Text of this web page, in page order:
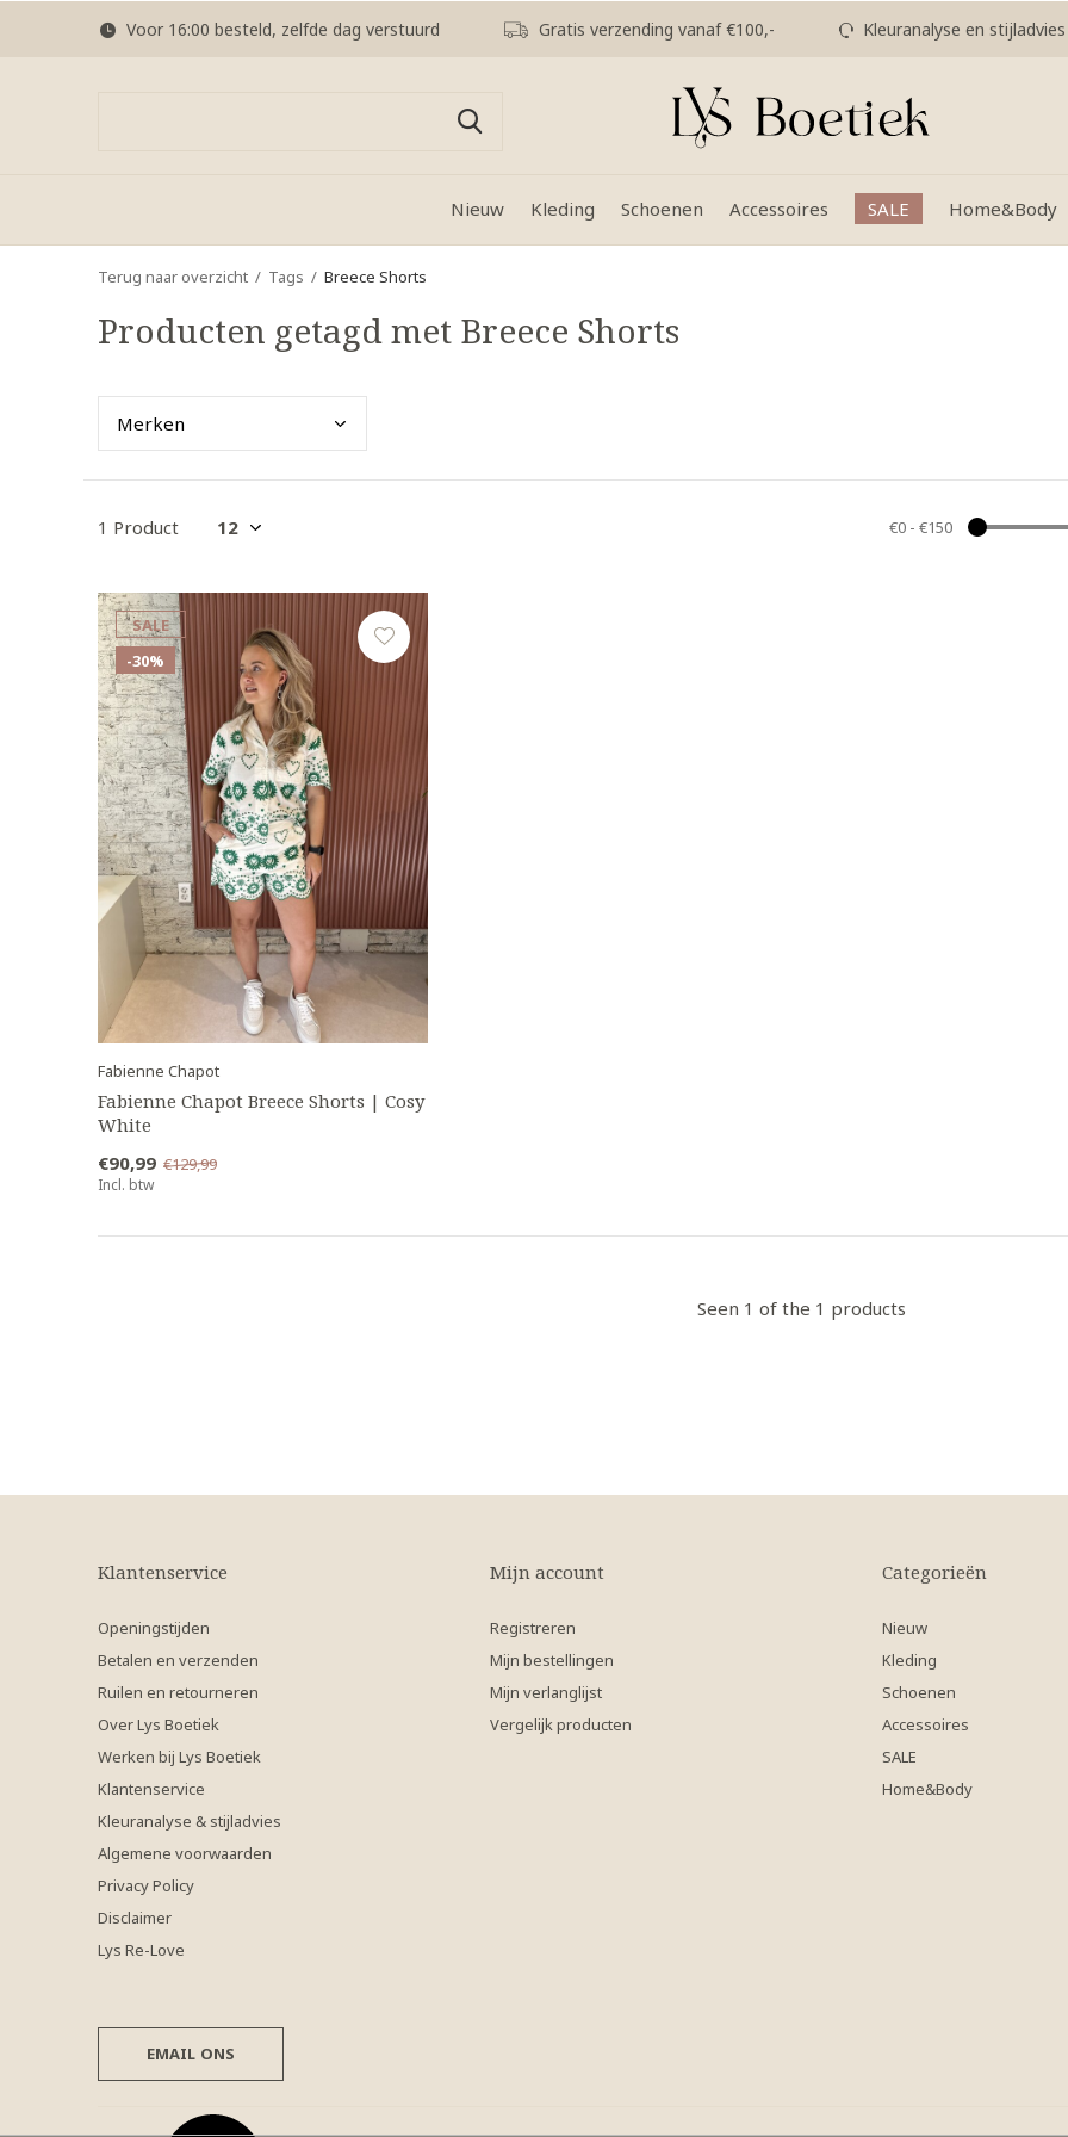
Nieuw Kleding Schoenen Accessoires SALE Home&Body
Voor 16:00 besteld, zelfde dag verstuurd Gratis verzending vanaf €100,- Kleuranalyse en stijladvies
Terug naar overzicht Tags Breece Shorts
Producten getagd met Breece Shorts
Merken
1 Product €0- €150
SALE
-30%
Fabienne Chapot
Fabienne Chapot Breece Shorts | Cosy
White
€90,99 €129,99
Incl. btw
Seen 1 of the 1 products
Klantenservice
Openingstijden
Betalen en verzenden
Ruilen en retourneren
Over Lys Boetiek
Werken bij Lys Boetiek
Klantenservice
Kleuranalyse & stijladvies
Algemene voorwaarden
Privacy Policy
Disclaimer
Lys Re-Love
Mijn account
Registreren
Mijn bestellingen
Mijn verlanglijst
Vergelijk producten
Categorieën
Nieuw
Kleding
Schoenen
Accessoires
SALE
Home&Body
EMAIL ONS